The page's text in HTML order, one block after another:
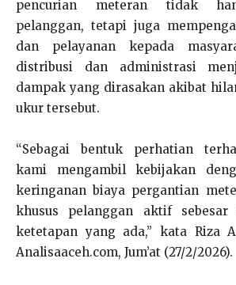
pencurian meteran tidak
pelanggan, tetapi juga
dan pelayanan kepada
distribusi dan administrasi
dampak yang dirasakan akibat
ukur tersebut.
“Sebagai bentuk perhatian
kami mengambil kebijakan
keringanan biaya pergantian
khusus pelanggan aktif
ketetapan yang ada,” kata Riza
Analisaaceh.com, Jum’at (27/2/2026).